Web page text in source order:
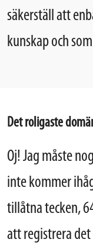
säkerställ att
kunskap och
Det roligaste
Oj! Jag måste
inte kommer
tillåtna tecken,
att registrera